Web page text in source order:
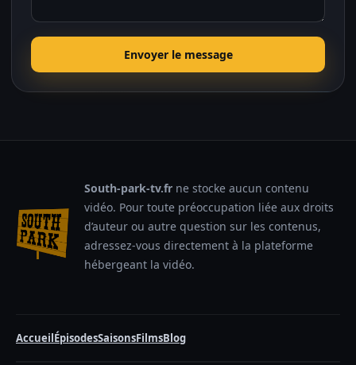
Envoyer le message
South-park-tv.fr ne stocke aucun contenu
vidéo. Pour toute préoccupation liée aux droits
d’auteur ou autre question sur les contenus,
adressez-vous directement à la plateforme
hébergeant la vidéo.
AccueilÉpisodesSaisonsFilmsBlog